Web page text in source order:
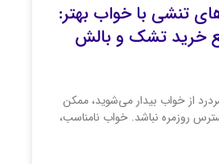
تنشی با خواب بهتر:
خرید تشک و بالش
از خواب بیدار می‌شوید، ممکن
روزمره نباشد. خواب نامناسب،